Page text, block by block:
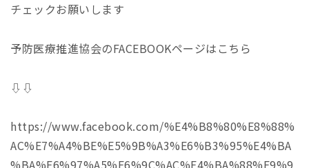
チェックお願いします
予防医療推進協会のFACEBOOKページはこちら
⇩⇩
https://www.facebook.com/%E4%B8%80%E8%88%
AC%E7%A4%BE%E5%9B%A3%E6%B3%95%E4%BA